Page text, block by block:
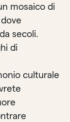
mosaico di
secoli.
di
culturale